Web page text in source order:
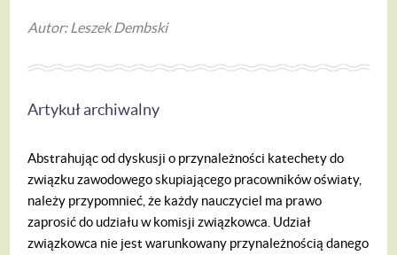
Autor: Leszek Dembski
Artykuł archiwalny
Abstrahując od dyskusji o przynależności katechety do
związku zawodowego skupiającego pracowników oświaty,
należy przypomnieć, że każdy nauczyciel ma prawo
zaprosić do udziału w komisji związkowca. Udział
związkowca nie jest warunkowany przynależnością danego